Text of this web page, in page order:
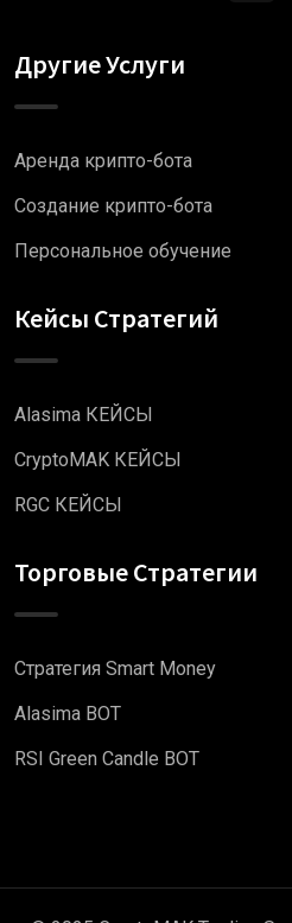
Другие Услуги
Аренда крипто-бота
Создание крипто-бота
Персональное обучение
Кейсы Стратегий
Alasima КЕЙСЫ
CryptoMAK КЕЙСЫ
RGC КЕЙСЫ
Торговые Стратегии
Стратегия Smart Money
Alasima BOT
RSI Green Candle BOT